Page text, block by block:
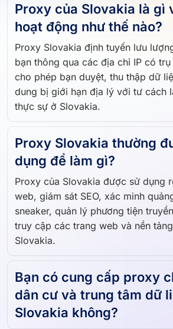
Proxy của Slovakia là gì
hoạt động như thế nào?
Proxy Slovakia định tuyến lưu
bạn thông qua các địa chỉ IP có
cho phép bạn duyệt, thu thập dữ
dung bị giới hạn địa lý với tư cách
thực sự ở Slovakia.
Proxy Slovakia thường
dụng để làm gì?
Proxy của Slovakia được sử dụng
web, giám sát SEO, xác minh
sneaker, quản lý phương tiện
truy cập các trang web và nền
Slovakia.
Bạn có cung cấp proxy
dân cư và trung tâm dữ
Slovakia không?